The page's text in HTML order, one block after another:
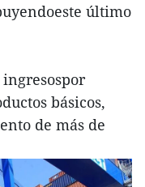
último
básicos,
de más de